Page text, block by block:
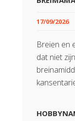
17/09/2026
Breien en
dat niet